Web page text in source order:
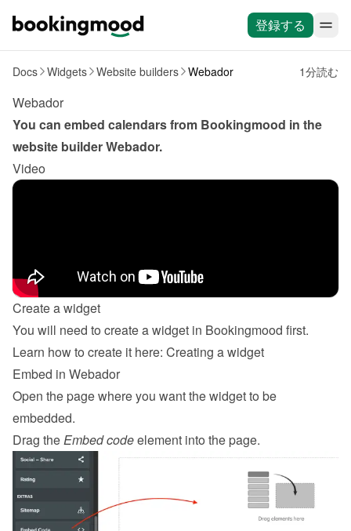
登録する
Docs Widgets Website builders Webador 1分読む
Webador
You can embed calendars from Bookingmood in the
website builder Webador.
Video
Create a widget
You will need to create a widget in Bookingmood first.
Learn how to create it here: Creating a widget
Embed in Webador
Open the page where you want the widget to be
embedded.
Drag the Embed code element into the page.